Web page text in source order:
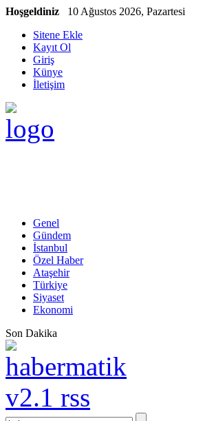
Hoşgeldiniz
10 Ağustos 2026, Pazartesi
Sitene Ekle
Kayıt Ol
Giriş
Künye
İletişim
Genel
Gündem
İstanbul
Özel Haber
Ataşehir
Türkiye
Siyaset
Ekonomi
Son Dakika